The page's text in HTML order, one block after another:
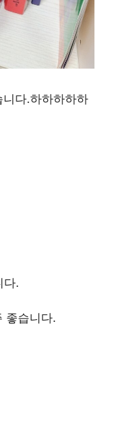
다.하하하하하
다.
좋습니다.